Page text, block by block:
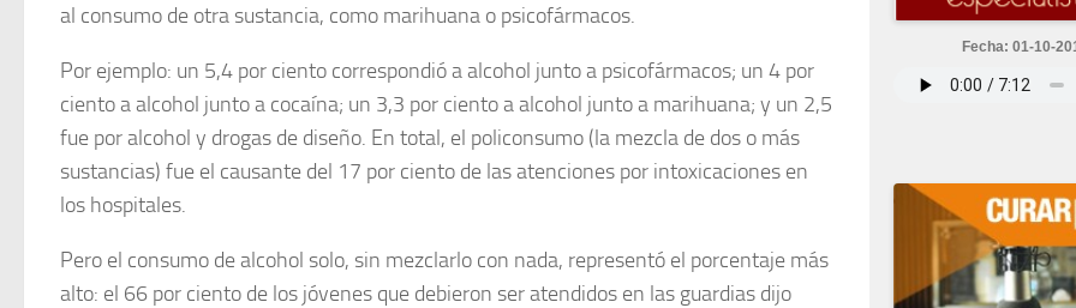
al consumo de otra sustancia, como marihuana o psicofármacos.
Por ejemplo: un 5,4 por ciento correspondió a alcohol junto a psicofármacos; un 4 por
ciento a alcohol junto a cocaína; un 3,3 por ciento a alcohol junto a marihuana; y un 2,5
fue por alcohol y drogas de diseño. En total, el policonsumo (la mezcla de dos o más
sustancias) fue el causante del 17 por ciento de las atenciones por intoxicaciones en
los hospitales.
Pero el consumo de alcohol solo, sin mezclarlo con nada, representó el porcentaje más
alto: el 66 por ciento de los jóvenes que debieron ser atendidos en las guardias dijo
Fecha: 01-10-